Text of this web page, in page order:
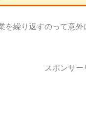
を繰り返すのって意
スポンサー